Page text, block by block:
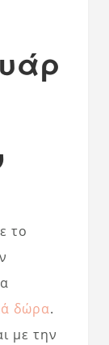
το
δώρα.
με την